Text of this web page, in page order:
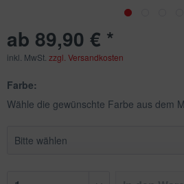
ab 89,90 € *
inkl. MwSt. zzgl. Versandkosten
Farbe:
Wähle die gewünschte Farbe aus dem